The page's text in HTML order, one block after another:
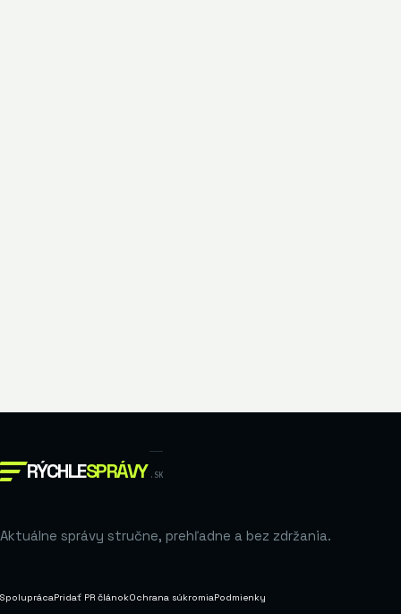
RÝCHLESPRÁVY .SK
Aktuálne správy stručne, prehľadne a bez zdržania.
SpoluprácaPridať PR článokOchrana súkromiaPodmienky